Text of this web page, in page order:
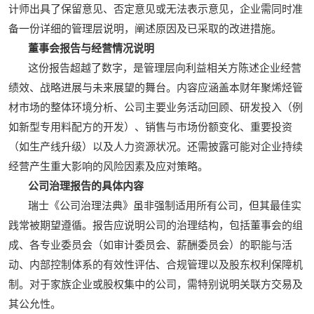
计师出具了保留意见、否定意见或无法表示意见，企业需同时准
备一份详细的管理层说明，阐述原因及已采取的改进措施。
董事会报告与经营情况说明
这份报告超越了数字，是管理层向利益相关方陈述企业经营
绩效、战略进展与未来展望的舞台。内容应涵盖本财年聚烯烃管
材市场的整体环境分析、公司主要业务活动回顾、研发投入（例
如新型专用料配方的开发）、销售与市场份额变化、重要投资
（如生产线升级）以及人力资源状况。还需披露可能对企业持续
经营产生重大影响的风险因素及应对策略。
公司治理报告的具体内容
瑞士《公司治理法典》虽非强制适用所有公司，但其最佳实
践常被期望遵循。报告应说明公司的治理结构，包括董事会的组
成、各专业委员会（如审计委员会、薪酬委员会）的职能与活
动、内部控制体系的有效性评估、合规管理以及股东权利保障机
制。对于家族企业或股权集中的公司，需特别说明关联方交易及
其公允性。